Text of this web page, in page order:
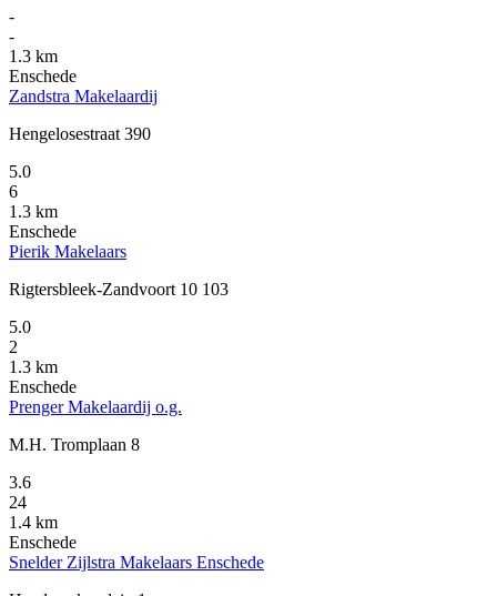
-
-
1.3 km
Enschede
Zandstra Makelaardij
Hengelosestraat 390
5.0
6
1.3 km
Enschede
Pierik Makelaars
Rigtersbleek-Zandvoort 10 103
5.0
2
1.3 km
Enschede
Prenger Makelaardij o.g.
M.H. Tromplaan 8
3.6
24
1.4 km
Enschede
Snelder Zijlstra Makelaars Enschede